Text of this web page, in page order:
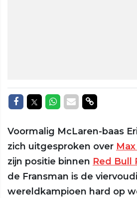
Delen op Facebook
Delen op Twitter
Delen opDelen via Mail
Delen via
Voormalig McLaren-baas
zich uitgesproken over
zijn positie binnen Red Bull
de Fransman is de
wereldkampioen hard op